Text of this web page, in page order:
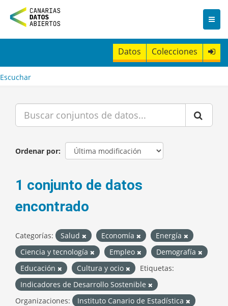
n
t
Datos Colecciones
Escuchar
Ordenar por
1 conjunto de datos
encontrado
Categorías: Salud Economía
Energía
Ciencia y tecnología
Empleo
Demografía
Educación
Cultura y ocio
Etiquetas:
Indicadores de Desarrollo Sostenible
Organizaciones:
Instituto Canario de Estadística